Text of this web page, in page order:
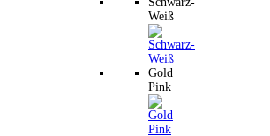
Weiß
Gold
Pink